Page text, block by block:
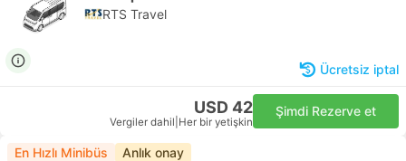
RTS Travel
Ücretsiz iptal
USD 42
Vergiler dahil Her bir yetişkin
Şimdi Rezerve et
En Hızlı Minibüs Anlık onay